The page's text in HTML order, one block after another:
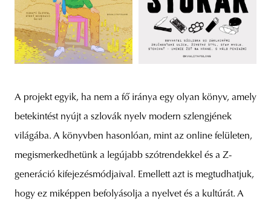
A projekt egyik, ha nem a fő iránya egy olyan könyv, amely
betekintést nyújt a szlovák nyelv modern szlengjének
világába. A könyvben hasonlóan, mint az online felületen,
megismerkedhetünk a legújabb szótrendekkel és a Z-
generáció kifejezésmódjaival. Emellett azt is megtudhatjuk,
hogy ez miképpen befolyásolja a nyelvet és a kultúrát. A